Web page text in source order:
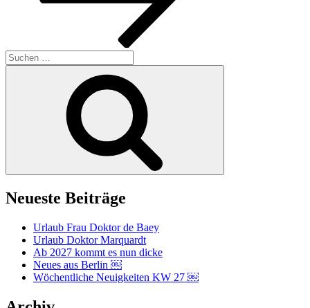
Suchen
nach:
Neueste Beiträge
Urlaub Frau Doktor de Baey
Urlaub Doktor Marquardt
Ab 2027 kommt es nun dicke
Neues aus Berlin ￼
Wöchentliche Neuigkeiten KW 27 ￼